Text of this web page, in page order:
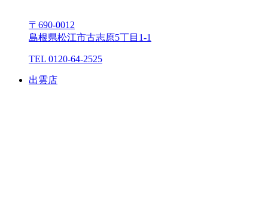
〒690-0012
島根県松江市古志原5丁⽬1-1
TEL 0120-64-2525
出雲店